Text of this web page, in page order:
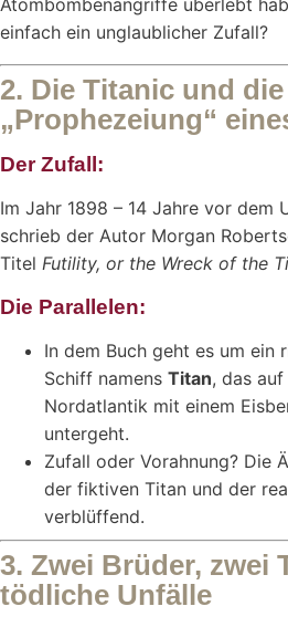
Atombombenangriffe überlebt
einfach ein unglaublicher Zufall?
2. Die Titanic und die
„Prophezeiung“
Der Zufall:
Im Jahr 1898 – 14 Jahre vor dem
schrieb der Autor Morgan
Titel Futility, or the Wreck of the
Die Parallelen:
In dem Buch geht es um ein
Schiff namens Titan, das
Nordatlantik mit einem
untergeht.
Zufall oder Vorahnung? Die
der fiktiven Titan und der
verblüffend.
3. Zwei Brüder, zwei
tödliche Unfälle